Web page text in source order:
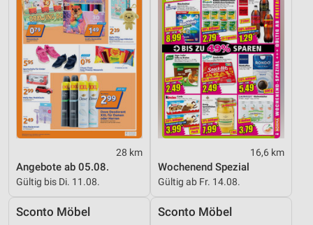
28 km
Angebote ab 05.08.
Gültig bis Di. 11.08.
16,6 km
Wochenend Spezial
Gültig ab Fr. 14.08.
Sconto Möbel Sconto Möbel